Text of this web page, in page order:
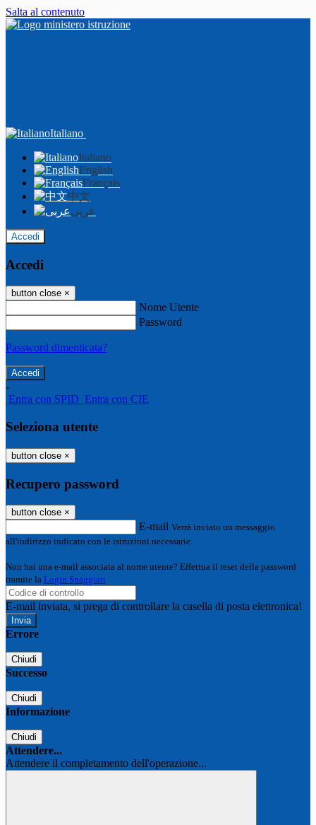
Salta al contenuto
Italiano
Italiano
English
Français
中文
عربى
Accedi
Accedi
button close ×
Nome Utente
Password
Password dimenticata?
-
Entra con SPID Entra con CIE
Seleziona utente
button close ×
Recupero password
button close ×
E-mail Verrà inviato un messaggio
all'indirizzo indicato con le istruzioni necessarie.
Non hai una e-mail associata al nome utente? Effettua il reset della password
tramite la Login Spaggiari
E-mail inviata, si prega di controllare la casella di posta elettronica!
Errore
Chiudi
Successo
Chiudi
Informazione
Chiudi
Attendere...
Attendere il completamento dell'operazione...